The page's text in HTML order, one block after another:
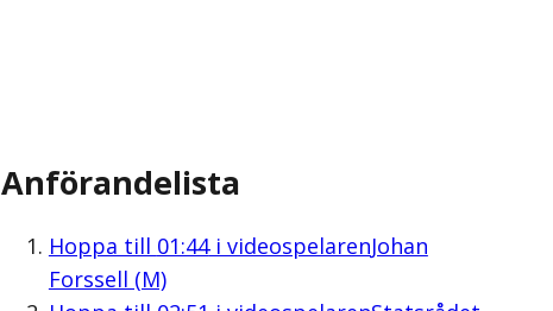
Anförandelista
Hoppa till 01:44i videospelarenJohan
Forssell (M)